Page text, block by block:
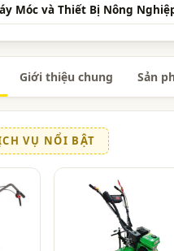
Móc và Thiết Bị Nông
Giới thiệu chung Sản
VỤ NỔI BẬT